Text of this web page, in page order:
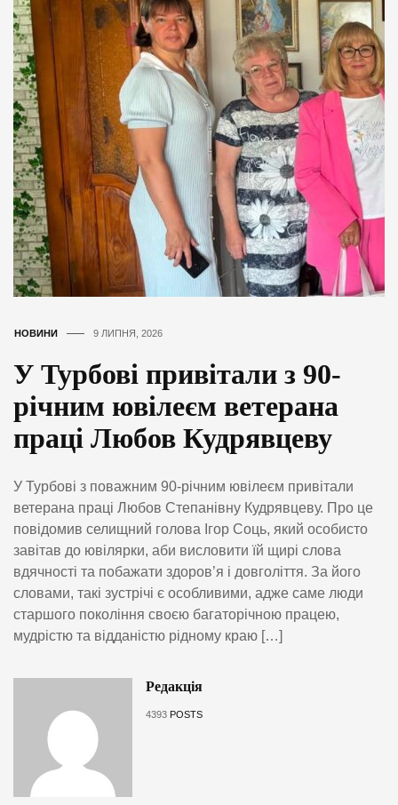
НОВИНИ 9 ЛИПНЯ, 2026
У Турбові привітали з 90-
річним ювілеєм ветерана
праці Любов Кудрявцеву
У Турбові з поважним 90-річним ювілеєм привітали
ветерана праці Любов Степанівну Кудрявцеву. Про це
повідомив селищний голова Ігор Соць, який особисто
завітав до ювілярки, аби висловити їй щирі слова
вдячності та побажати здоров’я і довголіття. За його
словами, такі зустрічі є особливими, адже саме люди
старшого покоління своєю багаторічною працею,
мудрістю та відданістю рідному краю […]
Редакція
4393 POSTS